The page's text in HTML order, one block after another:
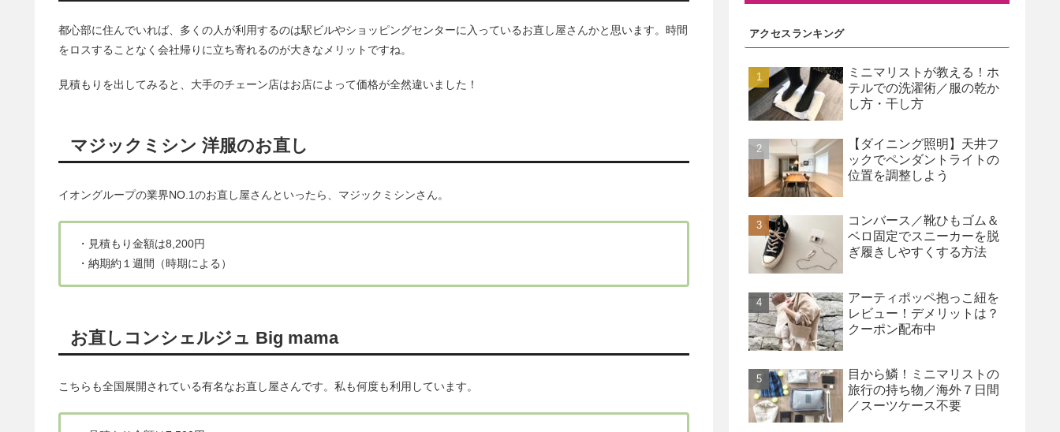
都心部に住んでいれば、多くの人が利用するのは駅ビルやショッピングセンターに入っているお直し屋さんかと思います。時間
をロスすることなく会社帰りに立ち寄れるのが大きなメリットですね。
見積もりを出してみると、大手のチェーン店はお店によって価格が全然違いました！
マジックミシン 洋服のお直し
イオングループの業界NO.1のお直し屋さんといったら、マジックミシンさん。
・見積もり金額は8,200円
・納期約１週間（時期による）
お直しコンシェルジュ Big mama
こちらも全国展開されている有名なお直し屋さんです。私も何度も利用しています。
アクセスランキング
ミニマリストが教える！ホ
テルでの洗濯術／服の乾か
し方・干し方
【ダイニング照明】天井フ
ックでペンダントライトの
位置を調整しよう
コンバース／靴ひもゴム＆
ベロ固定でスニーカーを脱
ぎ履きしやすくする方法
アーティポッペ抱っこ紐を
レビュー！デメリットは？
クーポン配布中
目から鱗！ミニマリストの
旅行の持ち物／海外７日間
／スーツケース不要